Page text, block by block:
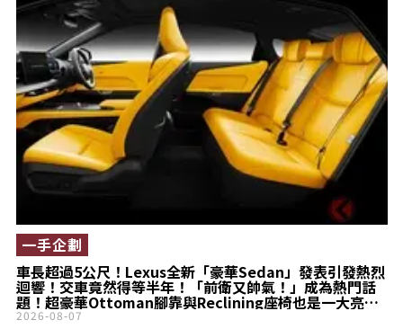
車長超過5公尺！Lexus全新「豪華Sedan」發表引發熱烈
迴響！交車竟然得等半年！「前衛又帥氣！」成為熱門話
題！超豪華Ottoman腳靠與Reclining座椅也是一大亮
點，全新「ES」在經銷商端的真實評價究竟如何？
一手企劃
2026-08-07